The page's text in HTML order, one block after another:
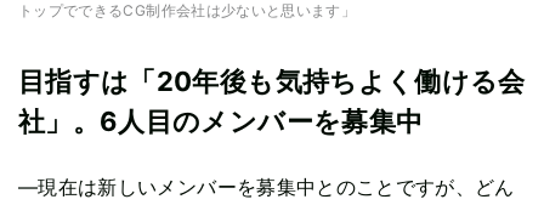
トップでできるCG制作会社は少ないと思います」
目指すは「20年後も気持ちよく働ける会
社」。6人目のメンバーを募集中
—現在は新しいメンバーを募集中とのことですが、どん